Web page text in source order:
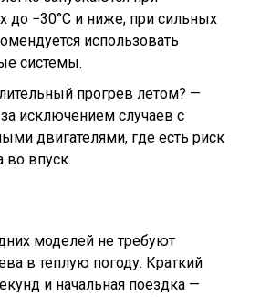
до −30°C и ниже, при сильных
использовать
системы.
прогрев летом? —
исключением случаев с
двигателями, где есть риск
во впуск.
моделей не требуют
в теплую погоду. Краткий
и начальная поездка —